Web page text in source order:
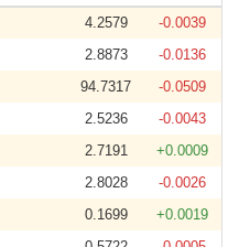
4.2579
-0.0039
2.8873
-0.0136
94.7317
-0.0509
2.5236
-0.0043
2.7191
+0.0009
2.8028
-0.0026
0.1699
+0.0019